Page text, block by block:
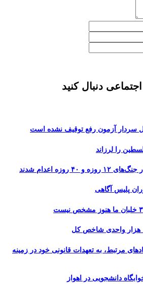
دنبال کنید
سردار آزمون رفع توقیف نشده است
پلیس آگاهی
مرتبط، به تعهدات قانونی خود در زمینه